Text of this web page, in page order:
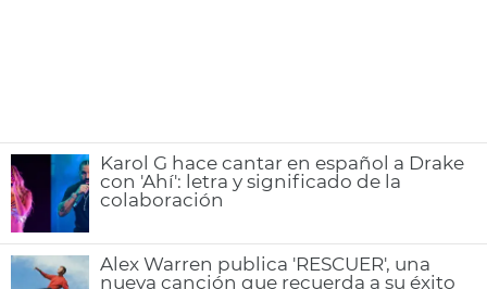
Karol G hace cantar en español a Drake
con 'Ahí': letra y significado de la
colaboración
Alex Warren publica 'RESCUER', una
nueva canción que recuerda a su éxito